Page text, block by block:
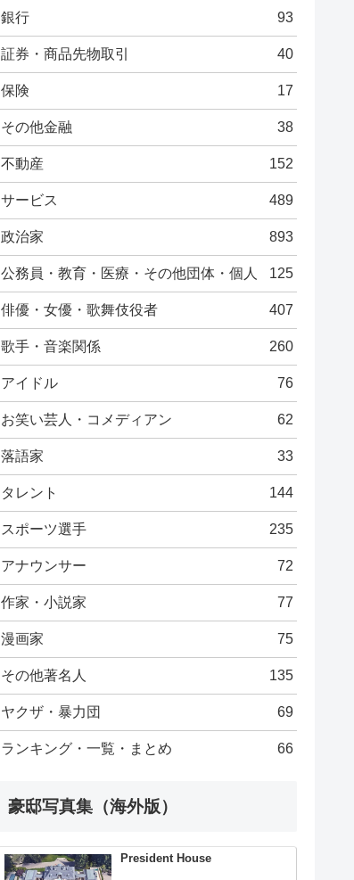
銀行 93
証券・商品先物取引 40
保険 17
その他金融 38
不動産 152
サービス 489
政治家 893
公務員・教育・医療・その他団体・個人 125
俳優・女優・歌舞伎役者 407
歌手・音楽関係 260
アイドル 76
お笑い芸人・コメディアン 62
落語家 33
タレント 144
スポーツ選手 235
アナウンサー 72
作家・小説家 77
漫画家 75
その他著名人 135
ヤクザ・暴力団 69
ランキング・一覧・まとめ 66
豪邸写真集（海外版）
President House